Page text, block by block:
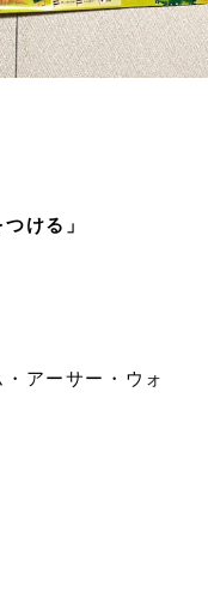
ける」
アーサー・ウォ